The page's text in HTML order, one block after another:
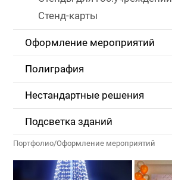
Стенд-карты
Оформление мероприятий
Полиграфия
Нестандартные решения
Подсветка зданий
Портфолио/Оформление мероприятий